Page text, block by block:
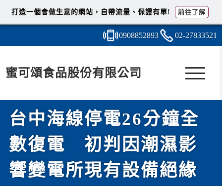
0908852893 02-27833521
蜜可頌食品股份有限公司
台中海線停電26分鐘全
數復電 初判因潮濕影
響變電所現有設備絕緣
打造一個會做生意的網站，自帶流量、保證有單! 前往了解